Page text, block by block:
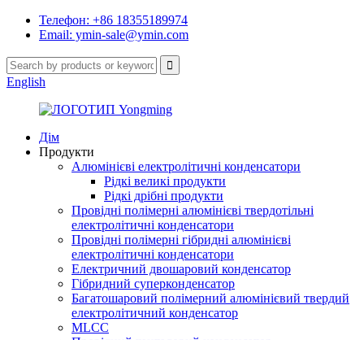
Телефон: +86 18355189974
Email: ymin-sale@ymin.com
English
Дім
Продукти
Алюмінієві електролітичні конденсатори
Рідкі великі продукти
Рідкі дрібні продукти
Провідні полімерні алюмінієві твердотільні
електролітичні конденсатори
Провідні полімерні гібридні алюмінієві
електролітичні конденсатори
Електричний двошаровий конденсатор
Гібридний суперконденсатор
Багатошаровий полімерний алюмінієвий твердий
електролітичний конденсатор
MLCC